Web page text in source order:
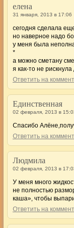
елена
31 января, 2013 в 17:06
сегодня сделала
но наверное надо
у меня была
*
а можно сметану
я как-то не
Ответить на
Единственная
02 февраля, 2013 в
Спасибо
Ответить на
Людмила
02 февраля, 2013 в
У меня много
не полностью
каша», чтобы
Ответить на